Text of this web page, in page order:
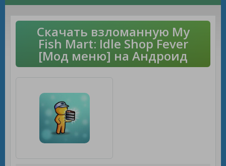
Скачать взломанную My
Fish Mart: Idle Shop Fever
[Мод меню] на Андроид